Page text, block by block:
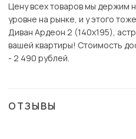
Цену всех товаров мы держим
уровне на рынке, и у этого
Диван Ардеон 2 (140х195),
вашей квартиры! Стоимость
- 2 490 рублей.
ОТЗЫВЫ